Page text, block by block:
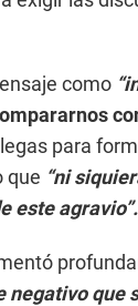
como
para
que “ni
este agravio”.
negativo que